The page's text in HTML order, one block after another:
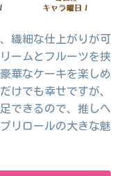
繊細な仕上がりが可
ームとフルーツを挟
華なケーキを楽しめ
けでも幸せですが、
できるので、推しへ
リロールの大きな魅